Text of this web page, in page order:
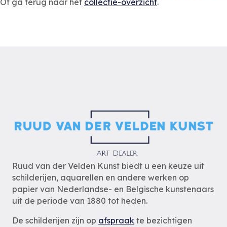
Ruud van der Velden Kunst biedt u een keuze uit
schilderijen, aquarellen en andere werken op
papier van Nederlandse- en Belgische kunstenaars
uit de periode van 1880 tot heden.
De schilderijen zijn op afspraak te bezichtigen